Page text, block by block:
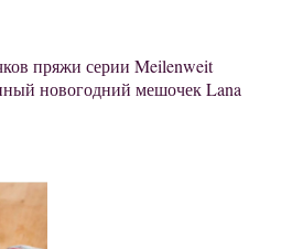
пряжи серии Meilenweit
новогодний мешочек Lana